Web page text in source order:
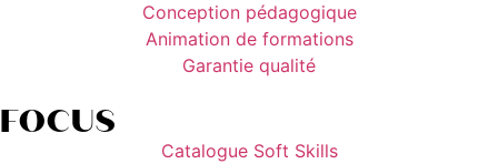
Conception pédagogique
Animation de formations
Garantie qualité
FOCUS
Catalogue Soft Skills